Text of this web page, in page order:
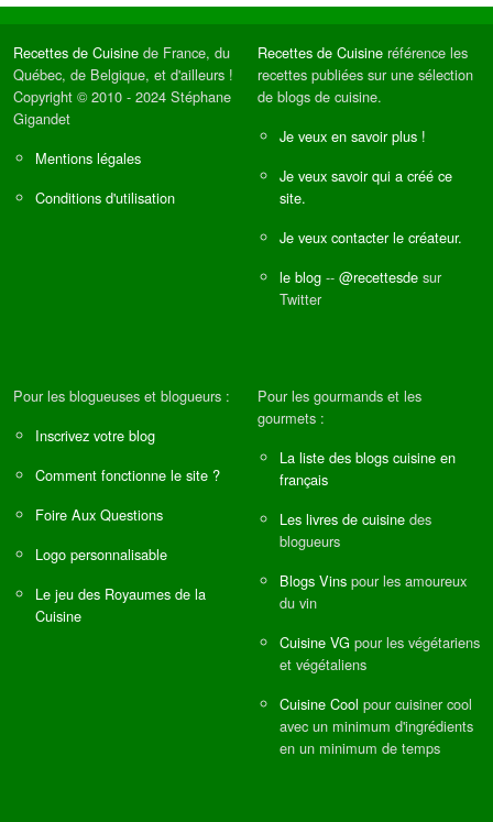
Recettes de Cuisine de France, du
Québec, de Belgique, et d'ailleurs !
Copyright © 2010 - 2024 Stéphane
Gigandet
Mentions légales
Conditions d'utilisation
Recettes de Cuisine référence les
recettes publiées sur une sélection
de blogs de cuisine.
Je veux en savoir plus !
Je veux savoir qui a créé ce
site.
Je veux contacter le créateur.
le blog -- @recettesde sur
Twitter
Pour les blogueuses et blogueurs :
Inscrivez votre blog
Comment fonctionne le site ?
Foire Aux Questions
Logo personnalisable
Le jeu des Royaumes de la
Cuisine
Pour les gourmands et les
gourmets :
La liste des blogs cuisine en
français
Les livres de cuisine des
blogueurs
Blogs Vins pour les amoureux
du vin
Cuisine VG pour les végétariens
et végétaliens
Cuisine Cool pour cuisiner cool
avec un minimum d'ingrédients
en un minimum de temps